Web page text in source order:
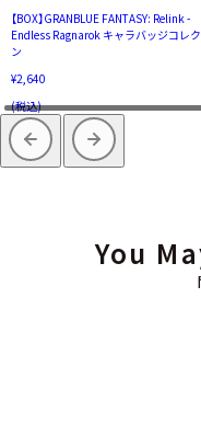
【BOX】GRANBLUE FANTASY: Relink -
Endless Ragnarok キャラバッジコレ
ン
¥2,640
(税込)
You